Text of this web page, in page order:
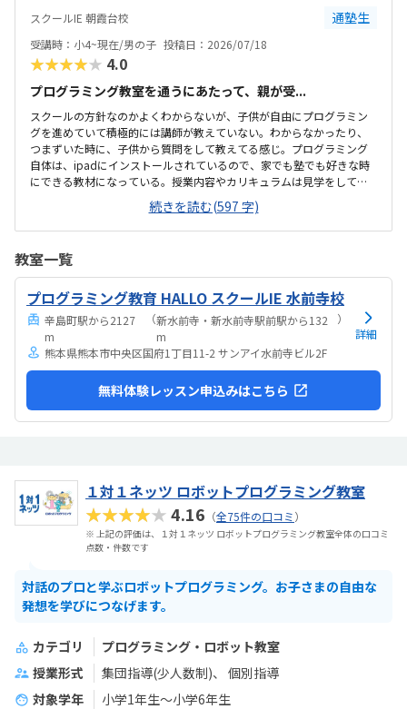
スクールIE 朝霞台校 通塾生
受講時：小4~現在/男の子 投稿日：2026/07/18
★★★★★ 4.0
プログラミング教室を通うにあたって、親が受...
スクールの方針なのかよくわからないが、子供が自由にプログラミン
グを進めていて積極的には講師が教えていない。わからなかったり、
つまずいた時に、子供から質問をして教えてる感じ。プログラミング
自体は、ipadにインストールされているので、家でも塾でも好きな時
にできる教材になっている。授業内容やカリキュラムは見学をしてい
ないので子供の話だが、積極的に講師が教えていないみたい。月1回は
プログラミングで作ったものを発表すると聞いていたが、実施してな
いみたい。駅からは徒歩ですぐ来れる距離で、一本道だから迷うこと
は路上駐車になります。駐輪スペースはあるので子供一人でも近い人
なら行けると思います。奥の方まで覗いたことはないので詳しくはわ
からないが、入り口や教室の内装は奇麗だと思います。気軽に入りや
すい感じがします。ひとそれぞれになってしまい...
続きを読む(597 字)
教室一覧
プログラミング教育 HALLO スクールIE 水前寺校
辛島町駅から2127
m
（新水前寺・新水前寺駅前駅から132
m
）
熊本県熊本市中央区国府1丁目11-2 サンアイ水前寺ビル2F
詳細
無料体験レッスン申込みはこちら
１対１ネッツ ロボットプログラミング教室
★★★★★4.16 （全75件の口コミ）
※ 上記の評価は、１対１ネッツ ロボットプログラミング教室全体の口コミ
点数・件数です
対話のプロと学ぶロボットプログラミング。お子さまの自由な
発想を学びにつなげます。
カテゴリ
プログラミング・ロボット教室
授業形式
集団指導(少人数制)
個別指導
対象学年
小学1年生～小学6年生